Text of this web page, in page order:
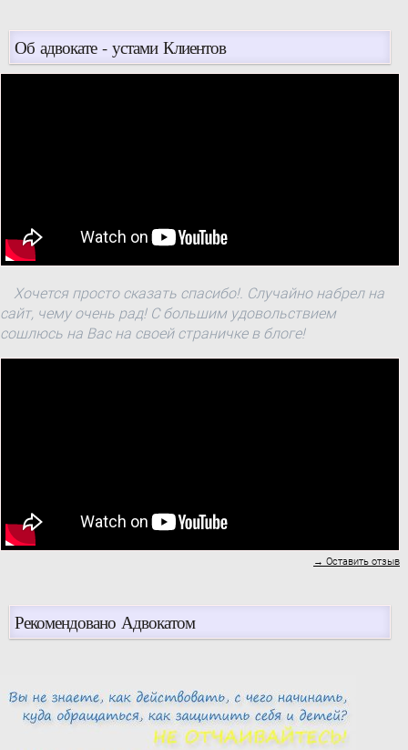
виборчому окрузі № 64.
Об адвокате - устами Клиентов
Хочется просто сказать спасибо!. Случайно набрел на
сайт, чему очень рад! С большим удовольствием
сошлюсь на Вас на своей страничке в блоге!
→ Оставить отзыв
Рекомендовано Адвокатом